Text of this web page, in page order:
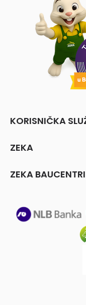
KORISNIČKA
ZEKA
ZEKA BAUCENTRI